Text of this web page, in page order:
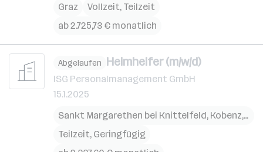
Graz
Vollzeit, Teilzeit
ab 2.725,73 € monatlich
Abgelaufen Heimhelfer (m/w/d)
ISG Personalmanagement GmbH
15.1.2025
Sankt Margarethen bei Knittelfeld, Kobenz,
Teilzeit, Geringfügig